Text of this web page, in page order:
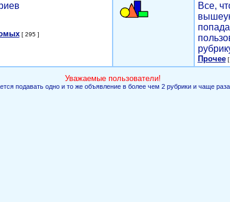
[ 295 ]
Все,
Прочее[
Уважаемые пользователи!
подавать одно и то же объявление в более чем 2 рубрики и чаще